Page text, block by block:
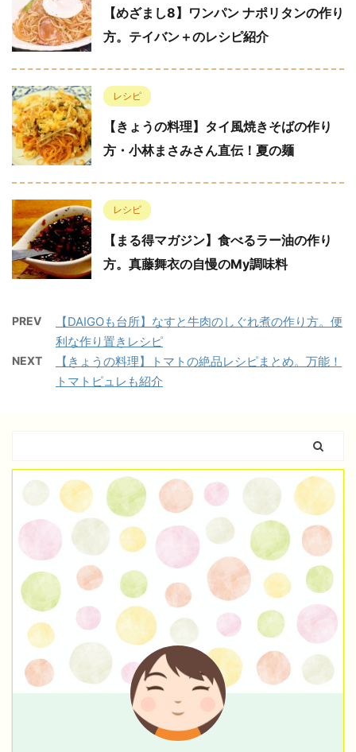
【めざまし8】ワンパン ナポリタンの作り
方。テイバン＋のレシピ紹介
レシピ
【きょうの料理】タイ風焼きそばの作り
方・小林まさみさん直伝！夏の麺
レシピ
【まる得マガジン】食べるラー油の作り
方。真藤舞衣の自慢のMy調味料
PREV
【DAIGOも台所】なすと牛肉のしぐれ煮の作り方。便
利な作り置きレシピ
NEXT
【きょうの料理】トマトの絶品レシピまとめ。万能！
トマトピュレも紹介